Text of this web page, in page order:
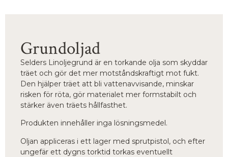
Grundoljad
Selders Linoljegrund är en torkande olja som skyddar
träet och gör det mer motståndskraftigt mot fukt.
Den hjälper träet att bli vattenavvisande, minskar
risken för röta, gör materialet mer formstabilt och
stärker även träets hållfasthet.
Produkten innehåller inga lösningsmedel.
Oljan appliceras i ett lager med sprutpistol, och efter
ungefär ett dygns torktid torkas eventuellt